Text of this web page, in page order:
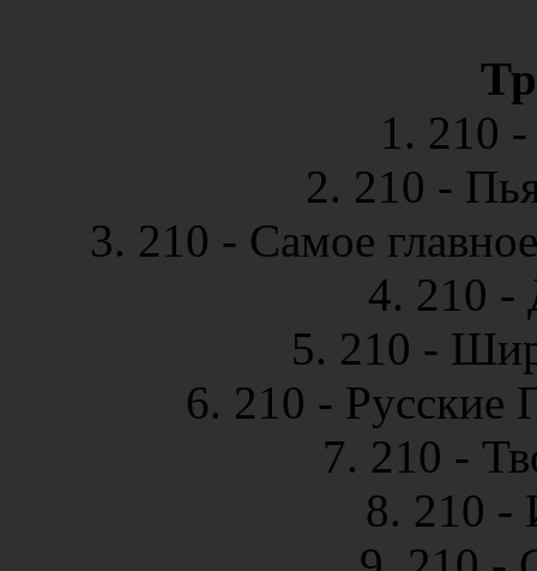
1. 210
2. 210 -
3. 210 - Самое
4. 210 -
5. 210 -
6. 210 -
7. 210 -
8. 210 -